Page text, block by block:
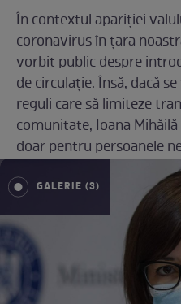
În contextul apariției
coronavirus în țara
vorbit public despre
de circulație. Însă, dacă
reguli care să limiteze
comunitate, Ioana
doar pentru persoanele
GALERIE (3)